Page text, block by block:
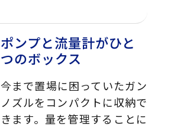
ポンプと流量計がひと
つのボックス
今まで置場に困っていたガン
ノズルをコンパクトに収納で
きます。量を管理することに